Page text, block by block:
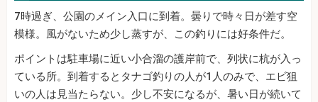
7時過ぎ、公園のメイン入口に到着。曇りで時々日が差す空
模様。風がないため少し蒸すが、この釣りには好条件だ。
ポイントは駐車場に近い小合溜の護岸前で、列状に杭が入っ
ている所。到着するとタナゴ釣りの人が1人のみで、エビ狙
いの人は見当たらない。少し不安になるが、暑い日が続いて